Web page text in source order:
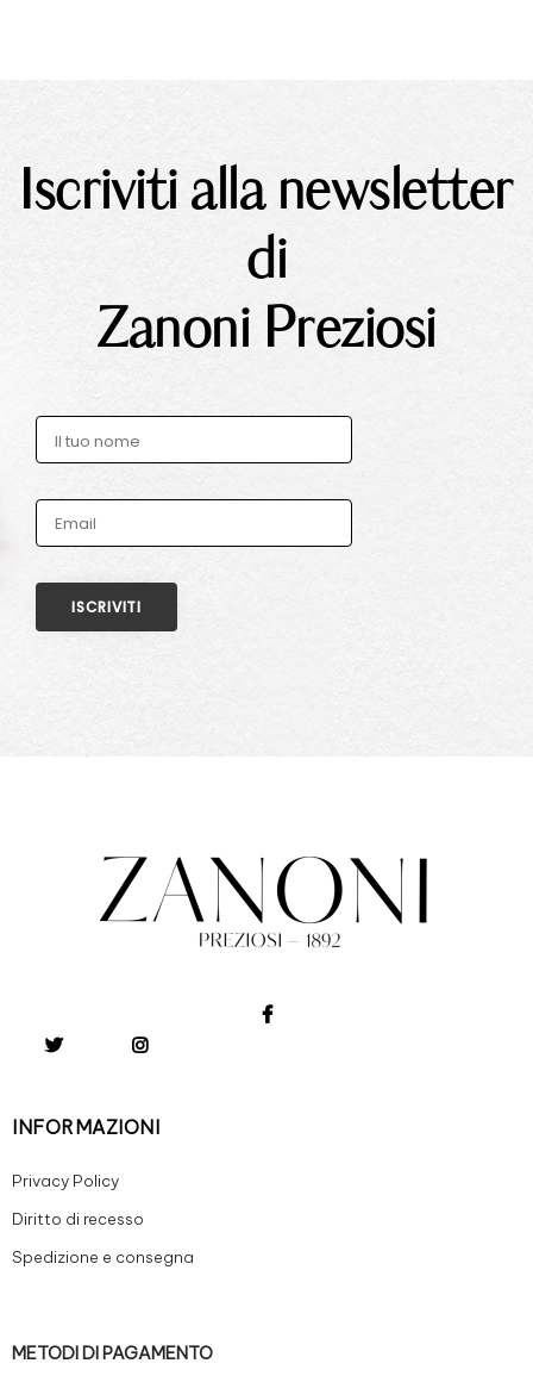
Iscriviti alla newsletter
di
Zanoni Preziosi
INFORMAZIONI
Privacy Policy
Diritto di recesso
Spedizione e consegna
METODI DI PAGAMENTO